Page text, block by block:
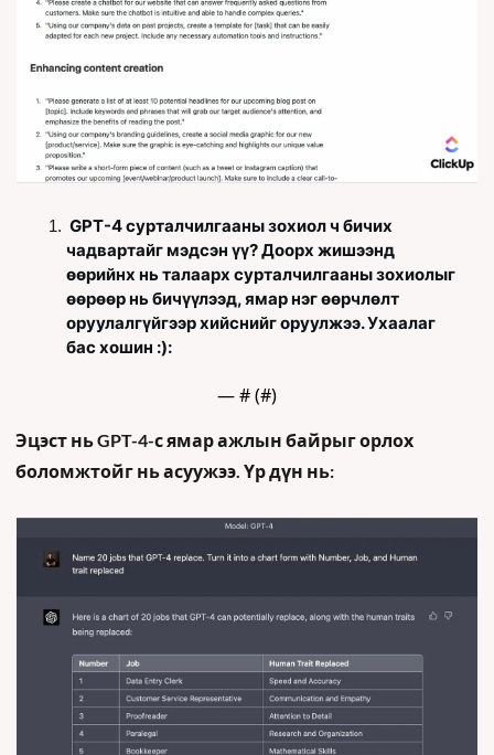
чадвартайг мэдсэн үү? Доорх жишээнд
өөрийнх нь талаарх сурталчилгааны зохиолыг
өөрөөр нь бичүүлээд, ямар нэг өөрчлөлт
оруулалгүйгээр хийснийг оруулжээ. Ухаалаг
бас хошин :):
— # (#)
Эцэст нь GPT-4-с ямар ажлын байрыг орлох
боломжтойг нь асуужээ. Үр дүн нь: